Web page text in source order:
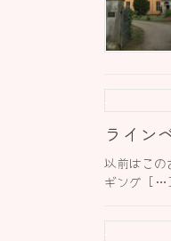
ライン
以前はこの
ギング […]